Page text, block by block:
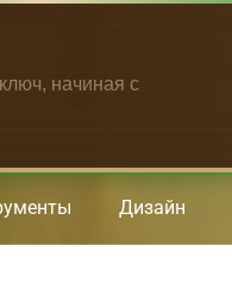
начиная с
Дизайн